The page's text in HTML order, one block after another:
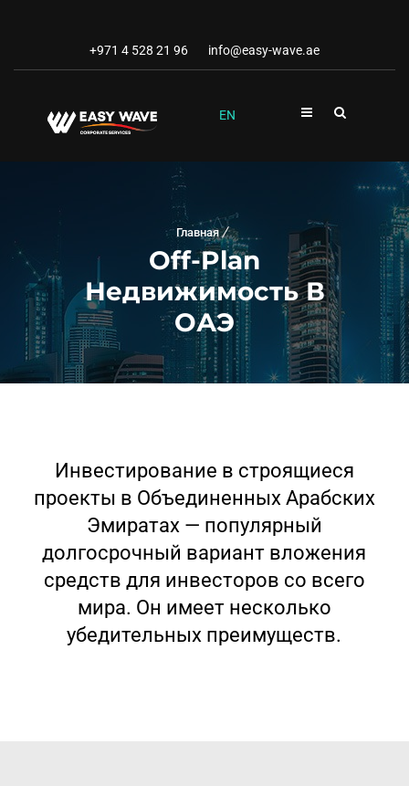
+971 4 528 21 96 info@easy-wave.ae
EN
Главная
Off-Plan
Недвижимость В
ОАЭ
Инвестирование в строящиеся
проекты в Объединенных Арабских
Эмиратах — популярный
долгосрочный вариант вложения
средств для инвесторов со всего
мира. Он имеет несколько
убедительных преимуществ.